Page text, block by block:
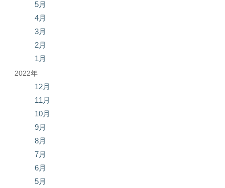
5月
4月
3月
2月
1月
2022年
12月
11月
10月
9月
8月
7月
6月
5月